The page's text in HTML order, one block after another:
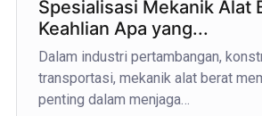
Spesialisasi Mekanik Alat
Keahlian Apa yang...
Dalam industri pertambangan,
transportasi, mekanik alat berat
penting dalam menjaga…